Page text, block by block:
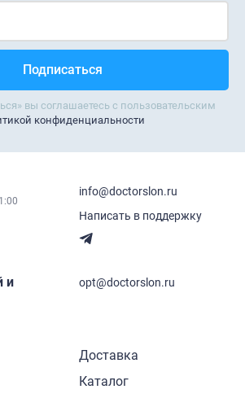
вы соглашаетесь с пользовательским
конфиденциальности
info@doctorslon.ru
Написать в поддержку
и
opt@doctorslon.ru
Доставка
Каталог